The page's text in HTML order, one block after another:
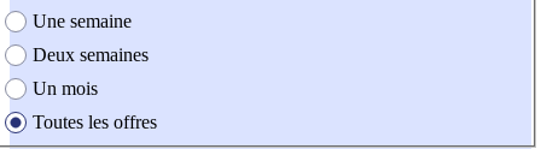
Une semaine
Deux semaines
Un mois
Toutes les offres